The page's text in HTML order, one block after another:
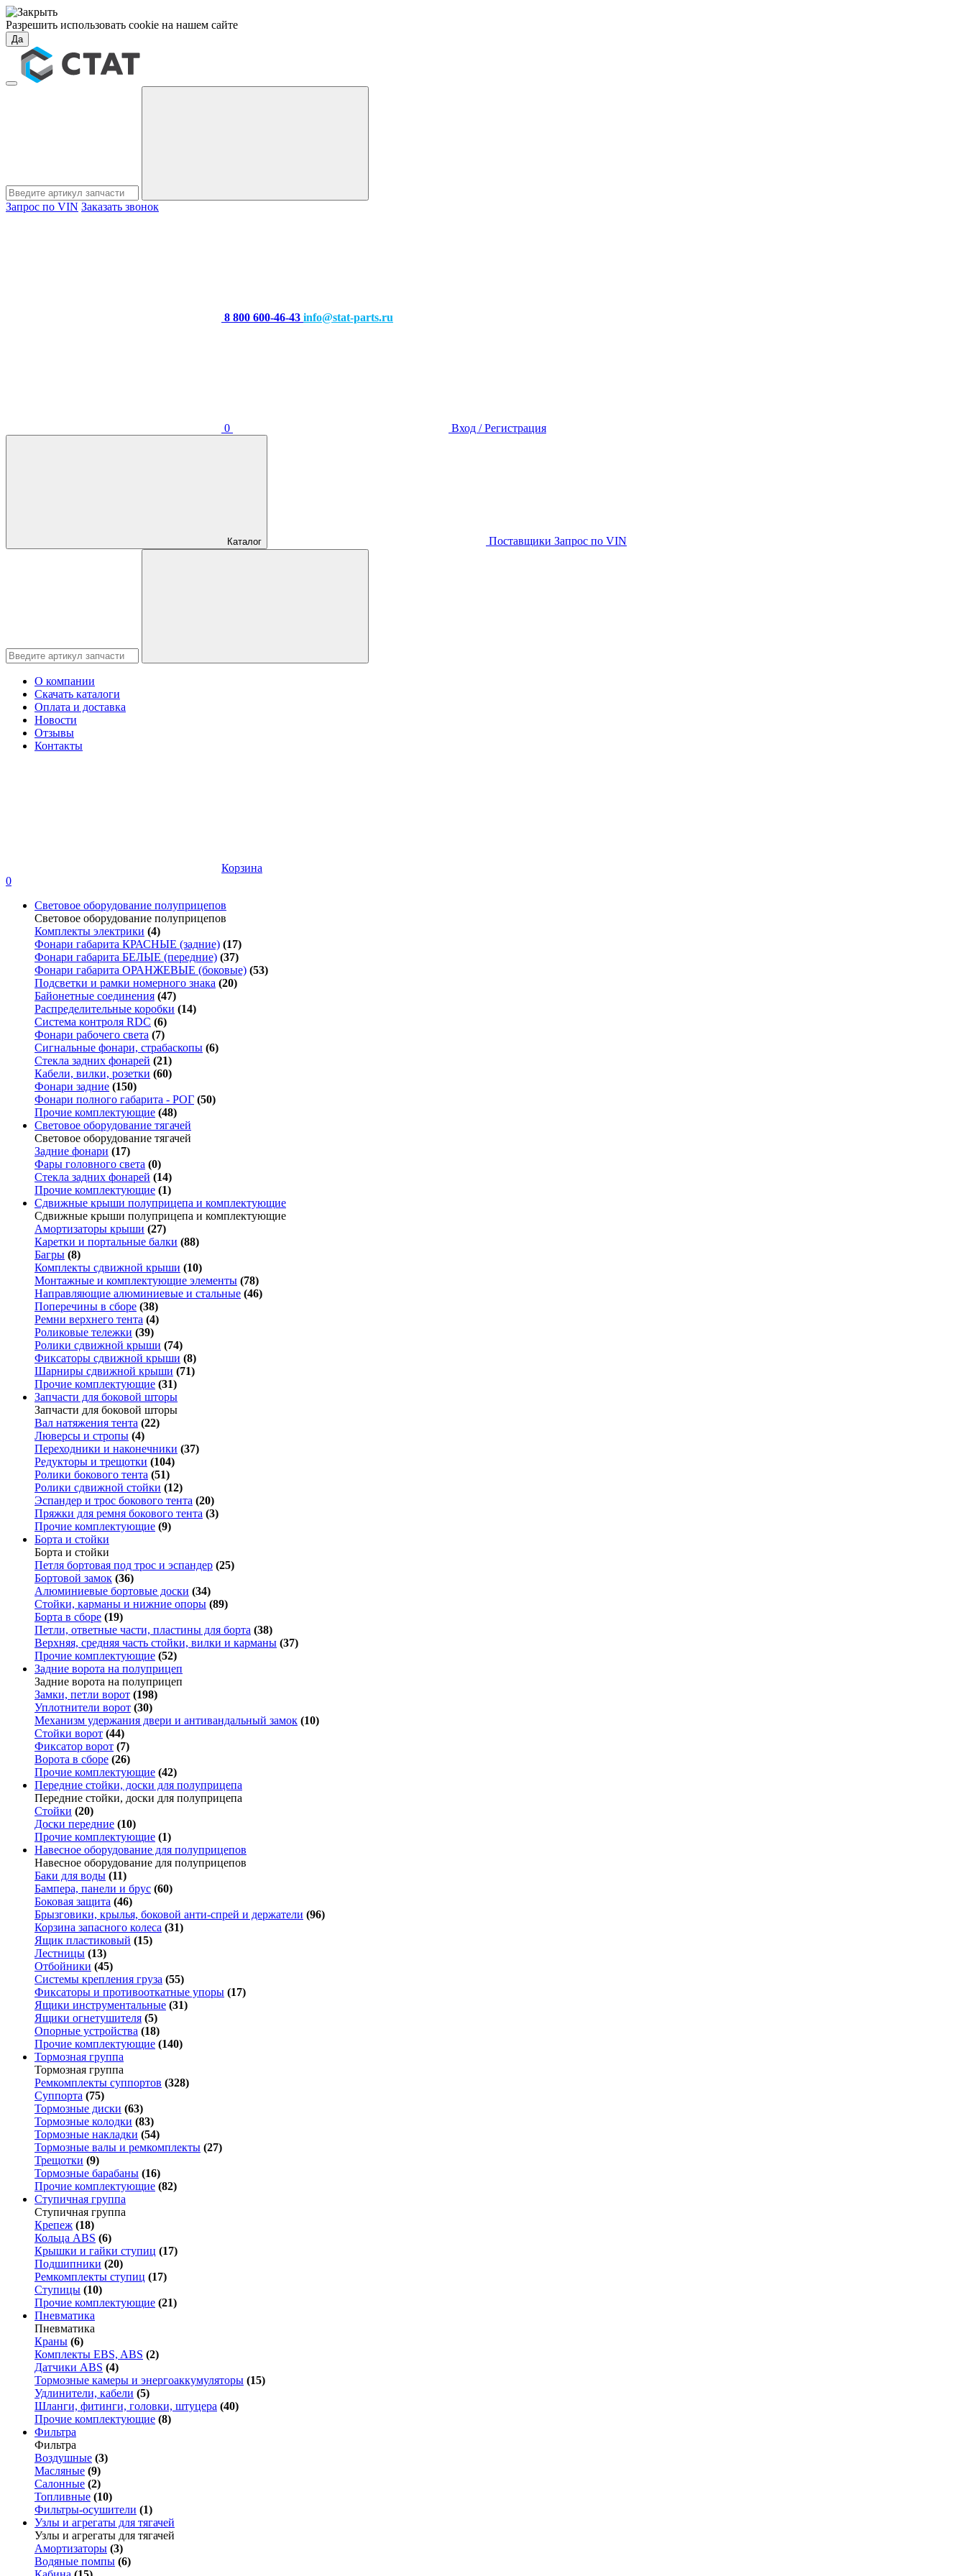
Разрешить использовать cookie на нашем сайте
Да
Запрос по VIN Заказать звонок
8 800 600-46-43 info@stat-parts.ru
0 Вход / Регистрация
Каталог Поставщики Запрос по VIN
О компании
Скачать каталоги
Оплата и доставка
Новости
Отзывы
Контакты
Корзина
0
Световое оборудование полуприцепов
Световое оборудование полуприцепов
Комплекты электрики (4)
Фонари габарита КРАСНЫЕ (задние) (17)
Фонари габарита БЕЛЫЕ (передние) (37)
Фонари габарита ОРАНЖЕВЫЕ (боковые) (53)
Подсветки и рамки номерного знака (20)
Байонетные соединения (47)
Распределительные коробки (14)
Система контроля RDC (6)
Фонари рабочего света (7)
Сигнальные фонари, страбаскопы (6)
Стекла задних фонарей (21)
Кабели, вилки, розетки (60)
Фонари задние (150)
Фонари полного габарита - РОГ (50)
Прочие комплектующие (48)
Световое оборудование тягачей
Световое оборудование тягачей
Задние фонари (17)
Фары головного света (0)
Стекла задних фонарей (14)
Прочие комплектующие (1)
Сдвижные крыши полуприцепа и комплектующие
Сдвижные крыши полуприцепа и комплектующие
Амортизаторы крыши (27)
Каретки и портальные балки (88)
Багры (8)
Комплекты сдвижной крыши (10)
Монтажные и комплектующие элементы (78)
Направляющие алюминиевые и стальные (46)
Поперечины в сборе (38)
Ремни верхнего тента (4)
Роликовые тележки (39)
Ролики сдвижной крыши (74)
Фиксаторы сдвижной крыши (8)
Шарниры сдвижной крыши (71)
Прочие комплектующие (31)
Запчасти для боковой шторы
Запчасти для боковой шторы
Вал натяжения тента (22)
Люверсы и стропы (4)
Переходники и наконечники (37)
Редукторы и трещотки (104)
Ролики бокового тента (51)
Ролики сдвижной стойки (12)
Эспандер и трос бокового тента (20)
Пряжки для ремня бокового тента (3)
Прочие комплектующие (9)
Борта и стойки
Борта и стойки
Петля бортовая под трос и эспандер (25)
Бортовой замок (36)
Алюминиевые бортовые доски (34)
Стойки, карманы и нижние опоры (89)
Борта в сборе (19)
Петли, ответные части, пластины для борта (38)
Верхняя, средняя часть стойки, вилки и карманы (37)
Прочие комплектующие (52)
Задние ворота на полуприцеп
Задние ворота на полуприцеп
Замки, петли ворот (198)
Уплотнители ворот (30)
Механизм удержания двери и антивандальный замок (10)
Стойки ворот (44)
Фиксатор ворот (7)
Ворота в сборе (26)
Прочие комплектующие (42)
Передние стойки, доски для полуприцепа
Передние стойки, доски для полуприцепа
Стойки (20)
Доски передние (10)
Прочие комплектующие (1)
Навесное оборудование для полуприцепов
Навесное оборудование для полуприцепов
Баки для воды (11)
Бампера, панели и брус (60)
Боковая защита (46)
Брызговики, крылья, боковой анти-спрей и держатели (96)
Корзина запасного колеса (31)
Ящик пластиковый (15)
Лестницы (13)
Отбойники (45)
Системы крепления груза (55)
Фиксаторы и противооткатные упоры (17)
Ящики инструментальные (31)
Ящики огнетушителя (5)
Опорные устройства (18)
Прочие комплектующие (140)
Тормозная группа
Тормозная группа
Ремкомплекты суппортов (328)
Суппорта (75)
Тормозные диски (63)
Тормозные колодки (83)
Тормозные накладки (54)
Тормозные валы и ремкомплекты (27)
Трещотки (9)
Тормозные барабаны (16)
Прочие комплектующие (82)
Ступичная группа
Ступичная группа
Крепеж (18)
Кольца ABS (6)
Крышки и гайки ступиц (17)
Подшипники (20)
Ремкомплекты ступиц (17)
Ступицы (10)
Прочие комплектующие (21)
Пневматика
Пневматика
Краны (6)
Комплекты EBS, ABS (2)
Датчики ABS (4)
Тормозные камеры и энергоаккумуляторы (15)
Удлинители, кабели (5)
Шланги, фитинги, головки, штуцера (40)
Прочие комплектующие (8)
Фильтра
Фильтра
Воздушные (3)
Масляные (9)
Салонные (2)
Топливные (10)
Фильтры-осушители (1)
Узлы и агрегаты для тягачей
Узлы и агрегаты для тягачей
Амортизаторы (3)
Водяные помпы (6)